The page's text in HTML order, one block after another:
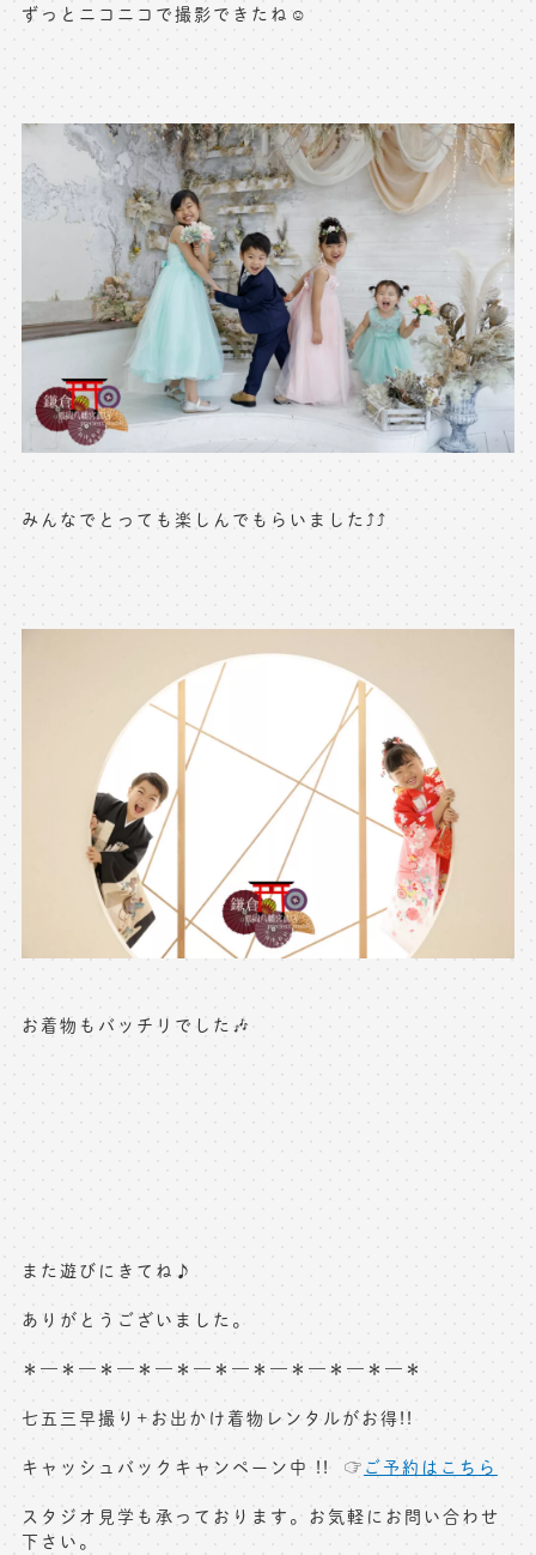
ずっとニコニコで撮影できたね☺️
みんなでとっても楽しんでもらいました⤴️⤴️
お着物もバッチリでした🎶
また遊びにきてね♪
ありがとうございました。
＊—＊—＊—＊—＊—＊—＊—＊—＊—＊—＊
七五三早撮り+お出かけ着物レンタルがお得!!
キャッシュバックキャンペーン中 !! ☞ ご予約はこちら
スタジオ見学も承っております。お気軽にお問い合わせ
下さい。